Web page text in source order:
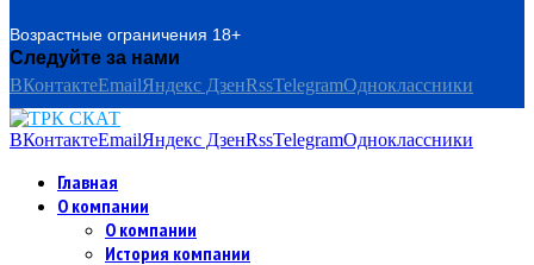
Возрастные ограничения 18+
Следуйте за нами
ВКонтактеEmailЯндекс ДзенRssTelegramОдноклассники
ВКонтактеEmailЯндекс ДзенRssTelegramОдноклассники
Главная
О компании
О компании
История компании